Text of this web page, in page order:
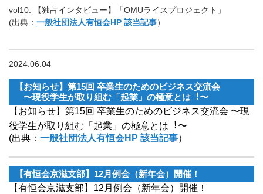
vol10. 【独占インタビュー】「OMUライスプロジェクト」
(出典： 一般社団法人有恒会HP 該当記事）
2024.06.04
【お知らせ】第15回 卒業⽣のためのビジネス交流会
〜現役学⽣が取り組む「起業」の極意とは︕〜
【お知らせ】第15回 卒業⽣のためのビジネス交流会 〜現
役学⽣が取り組む「起業」の極意とは︕〜
(出典： 一般社団法人有恒会HP 該当記事）
【有恒会京滋支部】12月例会（新年会）開催！
【有恒会京滋支部】12月例会（新年会）開催！